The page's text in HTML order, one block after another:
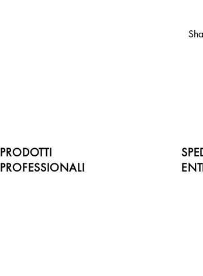
PRODOTTI
PROFESSIONALI